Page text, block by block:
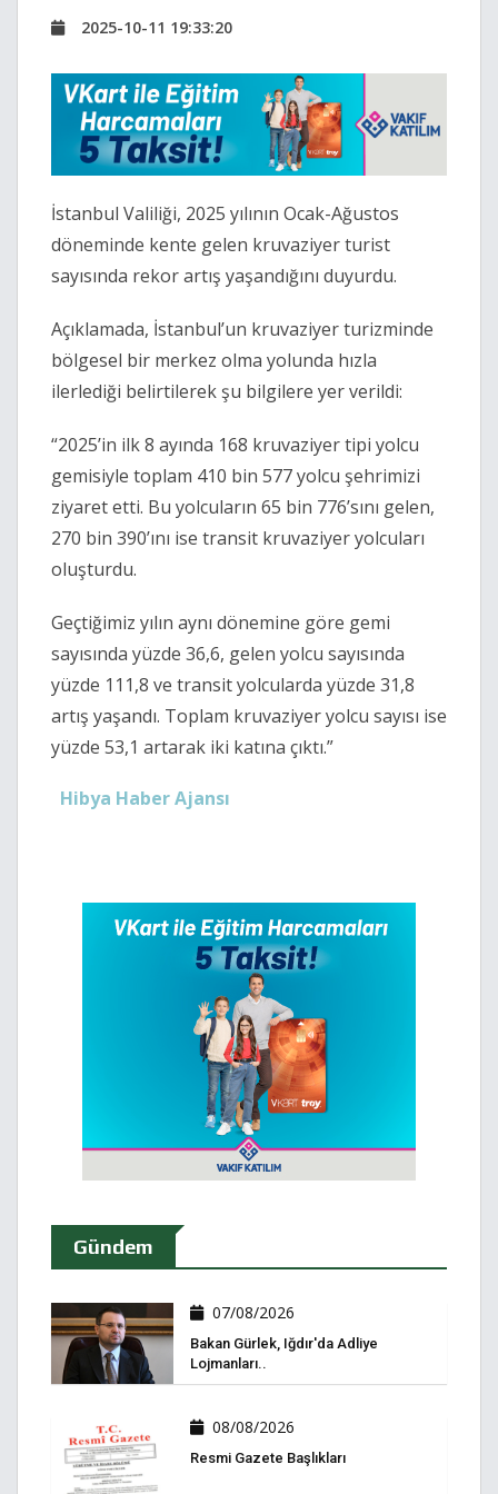
2025-10-11 19:33:20
İstanbul Valiliği, 2025 yılının Ocak-Ağustos
döneminde kente gelen kruvaziyer turist
sayısında rekor artış yaşandığını duyurdu.
Açıklamada, İstanbul’un kruvaziyer turizminde
bölgesel bir merkez olma yolunda hızla
ilerlediği belirtilerek şu bilgilere yer verildi:
“2025’in ilk 8 ayında 168 kruvaziyer tipi yolcu
gemisiyle toplam 410 bin 577 yolcu şehrimizi
ziyaret etti. Bu yolcuların 65 bin 776’sını gelen,
270 bin 390’ını ise transit kruvaziyer yolcuları
oluşturdu.
Geçtiğimiz yılın aynı dönemine göre gemi
sayısında yüzde 36,6, gelen yolcu sayısında
yüzde 111,8 ve transit yolcularda yüzde 31,8
artış yaşandı. Toplam kruvaziyer yolcu sayısı ise
yüzde 53,1 artarak iki katına çıktı.”
Hibya Haber Ajansı
Gündem
07/08/2026
Bakan Gürlek, Iğdır'da Adliye
Lojmanları..
08/08/2026
Resmi Gazete Başlıkları